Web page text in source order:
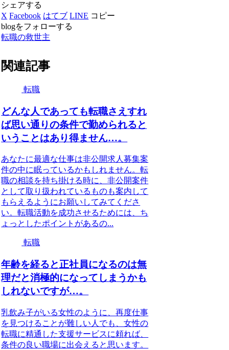
シェアする
X Facebook はてブ LINE コピー
blogをフォローする
転職の救世主
関連記事
転職
どんな人であっても転職さえすれ
ば思い通りの条件で勤められると
いうことはあり得ません…。
あなたに最適な仕事は非公開求人募集案
件の中に眠っているかもしれません。転
職の相談を持ち掛ける時に、非公開案件
として取り扱われているものも案内して
もらえるようにお願いしてみてくださ
い。転職活動を成功させるためには、ち
ょっとしたポイントがあるの...
転職
年齢を経ると正社員になるのは無
理だと消極的になってしまうかも
しれないですが…。
乳飲み子がいる女性のように、再度仕事
を見つけることが難しい人でも、女性の
転職に精通した支援サービスに頼れば、
条件の良い職場に出会えると思います。